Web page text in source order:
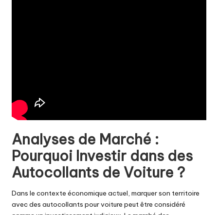
Analyses de Marché :
Pourquoi Investir dans des
Autocollants de Voiture ?
Dans le contexte économique actuel, marquer son territoire
avec des autocollants pour voiture peut être considéré